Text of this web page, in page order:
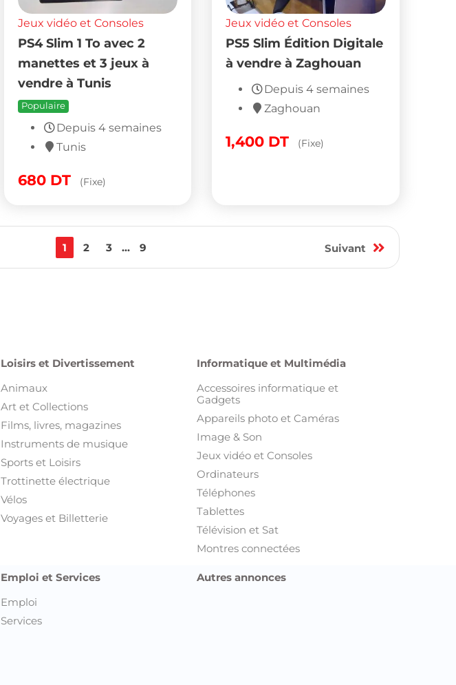
Jeux vidéo et Consoles
PS4 Slim 1 To avec 2
manettes et 3 jeux à
vendre à Tunis
Populaire
Depuis 4 semaines
Tunis
680 DT (Fixe)
Jeux vidéo et Consoles
PS5 Slim Édition Digitale
à vendre à Zaghouan
Depuis 4 semaines
Zaghouan
1,400 DT (Fixe)
1 2 3 ... 9 Suivant
Loisirs et Divertissement
Animaux
Art et Collections
Films, livres, magazines
Instruments de musique
Sports et Loisirs
Trottinette électrique
Vélos
Voyages et Billetterie
Informatique et Multimédia
Accessoires informatique et
Gadgets
Appareils photo et Caméras
Image & Son
Jeux vidéo et Consoles
Ordinateurs
Téléphones
Tablettes
Télévision et Sat
Montres connectées
Emploi et Services
Emploi
Services
Autres annonces